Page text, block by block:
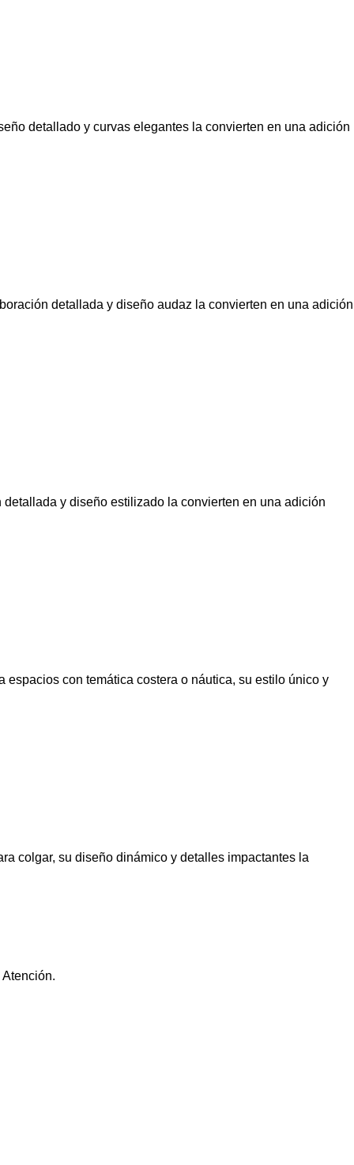
detallado y curvas elegantes la convierten en una adición
detallada y diseño audaz la convierten en una adición
y diseño estilizado la convierten en una adición
con temática costera o náutica, su estilo único y
colgar, su diseño dinámico y detalles impactantes la